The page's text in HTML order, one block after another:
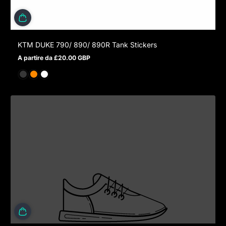
KTM DUKE 790/ 890/ 890R Tank Stickers
Prezzo normale
A partire da £20.00 GBP